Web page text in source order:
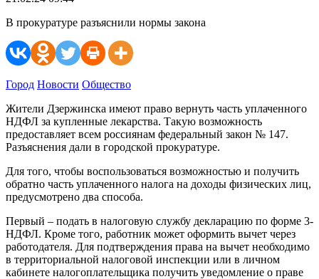
В прокуратуре разъяснили нормы закона
Город Новости Общество
Жители Дзержинска имеют право вернуть часть уплаченного
НДФЛ за купленные лекарства. Такую возможность
предоставляет всем россиянам федеральный закон № 147.
Разъяснения дали в городской прокуратуре.
Для того, чтобы воспользоваться возможностью и получить
обратно часть уплаченного налога на доходы физических лиц,
предусмотрено два способа.
Первый – подать в налоговую службу декларацию по форме 3-
НДФЛ. Кроме того, работник может оформить вычет через
работодателя. Для подтверждения права на вычет необходимо
в территориальной налоговой инспекции или в личном
кабинете налогоплательщика получить уведомление о праве